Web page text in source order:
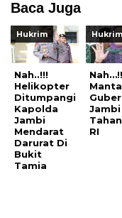
Baca Juga
Hukrim
Nah..!!!
Helikopter
Ditumpangi
Kapolda
Jambi
Mendarat
Darurat Di
Bukit
Tamia
Jambi
RI